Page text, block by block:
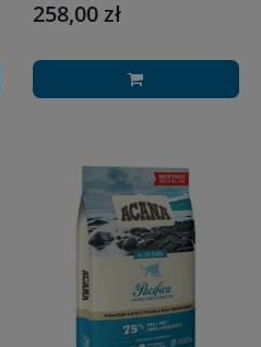
258,00 zł